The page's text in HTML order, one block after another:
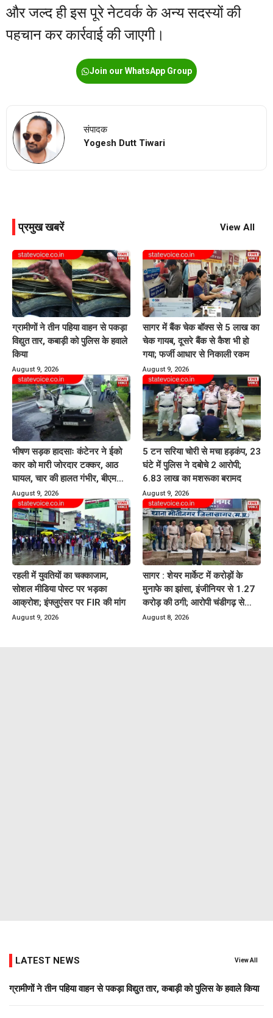
और जल्द ही इस पूरे नेटवर्क के अन्य सदस्यों की
पहचान कर कार्रवाई की जाएगी।
Join our WhatsApp Group
संपादक
Yogesh Dutt Tiwari
प्रमुख खबरें View All
ग्रामीणों ने तीन पहिया वाहन से पकड़ा
विद्युत तार, कबाड़ी को पुलिस के हवाले
किया
August 9, 2026
सागर में बैंक चेक बॉक्स से 5 लाख का
चेक गायब, दूसरे बैंक से कैश भी हो
गया; फर्जी आधार से निकाली रकम
August 9, 2026
भीषण सड़क हादसाः कंटेनर ने ईको
कार को मारी जोरदार टक्कर, आठ
घायल, चार की हालत गंभीर, बीएमसी
रेफर
August 9, 2026
5 टन सरिया चोरी से मचा हड़कंप, 23
घंटे में पुलिस ने दबोचे 2 आरोपी;
6.83 लाख का मशरूका बरामद
August 9, 2026
रहली में युवतियों का चक्काजाम,
सोशल मीडिया पोस्ट पर भड़का
आक्रोश; इंफ्लुएंसर पर FIR की मांग
August 9, 2026
सागर : शेयर मार्केट में करोड़ों के
मुनाफे का झांसा, इंजीनियर से 1.27
करोड़ की ठगी; आरोपी चंडीगढ़ से
गिरफ्तार
August 8, 2026
LATEST NEWS View All
ग्रामीणों ने तीन पहिया वाहन से पकड़ा विद्युत तार, कबाड़ी को पुलिस के हवाले किया